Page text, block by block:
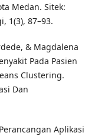
Medan. Sitek:
1(3), 87–93.
& Magdalena
Pada Pasien
Clustering.
Dan
Aplikasi